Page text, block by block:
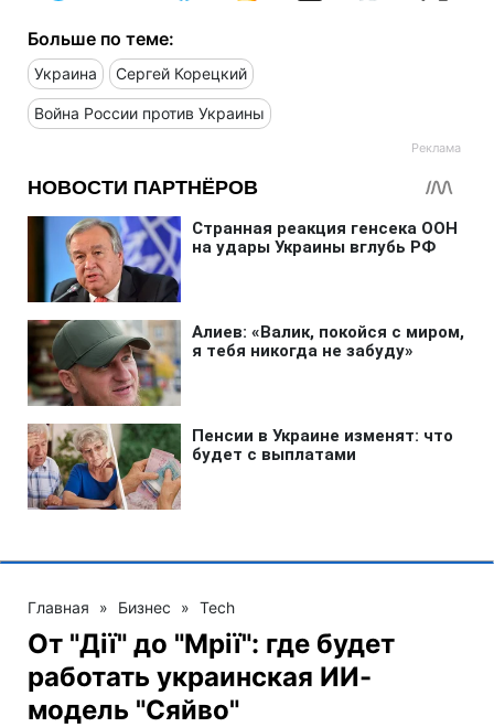
Больше по теме:
Украина Сергей Корецкий
Война России против Украины
Главная » Бизнес » Tech
От "Дії" до "Мрії": где будет
работать украинская ИИ-
модель "Сяйво"